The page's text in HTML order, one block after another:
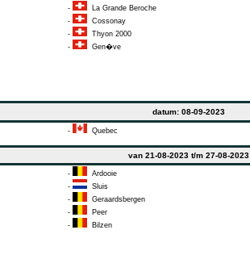
- La Grande Beroche
- Cossonay
- Thyon 2000
- Gen�ve
datum: 08-09-2023
- Quebec
van 21-08-2023 t/m 27-08-2023
- Ardooie
- Sluis
- Geraardsbergen
- Peer
- Bilzen